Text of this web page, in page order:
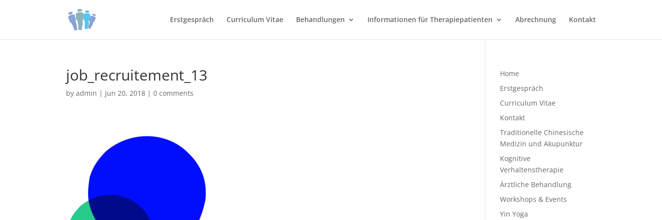
Erstgespräch Curriculum Vitae Behandlungen Informationen für Therapiepatienten Abrechnung Kontakt
job_recruitement_13
byadmin | Jun 20, 2018 |0 comments
Home
Erstgespräch
Curriculum Vitae
Kontakt
Traditionelle Chinesische
Medizin und Akupunktur
Kognitive
Verhaltenstherapie
Ärztliche Behandlung
Workshops & Events
Yin Yoga